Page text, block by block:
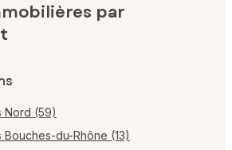
par
Nord (59)
Bouches-du-Rhône (13)